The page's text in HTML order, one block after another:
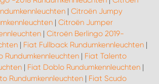
| Citroën Jumpy
| Citroën Jumper
| Citroën Berlingo 2019-
| Fiat Fullback Rundumkennleuchten |
Rundumkennleuchten | Fiat Talento
| Fiat Doblo Rundumkennleuchten|
Rundumkennleuchten| Fiat Scudo